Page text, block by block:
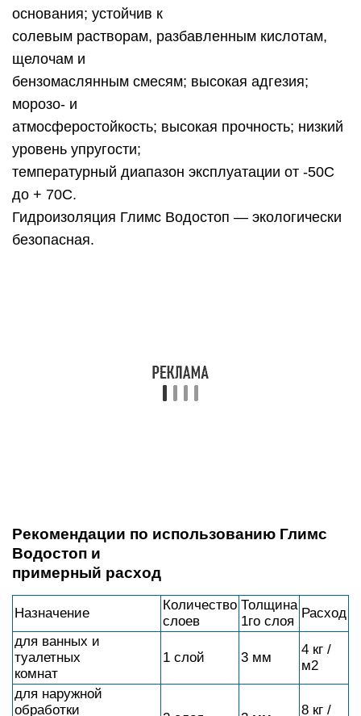
основания; устойчив к
солевым растворам, разбавленным кислотам,
щелочам и
бензомаслянным смесям; высокая адгезия;
морозо- и
атмосферостойкость; высокая прочность; низкий
уровень упругости;
температурный диапазон эксплуатации от -50С
до + 70С.
Гидроизоляция Глимс Водостоп — экологически
безопасная.
слоев
1 слой
подвалов
м2
для бассейнов,
выгребных ям,
воды,
гидротехнических
сооружений
3 слоя 3 мм
м2
для резервуаров для
нефтепродуктов
2 слоя 3 мм
8 кг /
м2
Внимание!